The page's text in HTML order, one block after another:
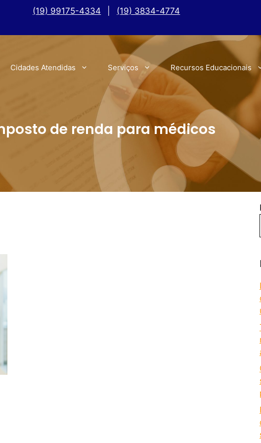
(19) 99175-4334 (19) 3834-4774
Cidades Atendidas Serviços Recursos Educacionais
de renda para médicos